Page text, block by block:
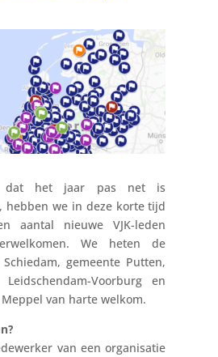
dat het jaar pas net is
hebben we in deze korte tijd
aantal nieuwe VJK-leden
We heten de
gemeente Putten,
Leidschendam-Voorburg en
van harte welkom.
van een organisatie